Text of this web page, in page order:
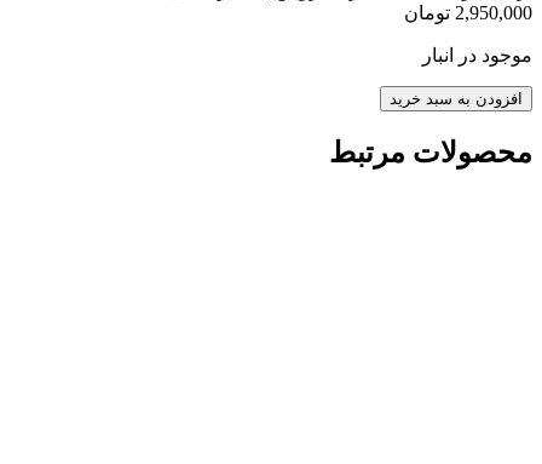
2,950,000 تومان
موجود در انبار
افزودن به سبد خرید
محصولات مرتبط